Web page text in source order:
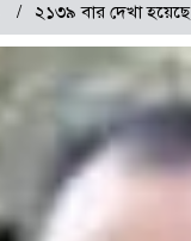
২১৩৯ বার দেখা হয়েছে